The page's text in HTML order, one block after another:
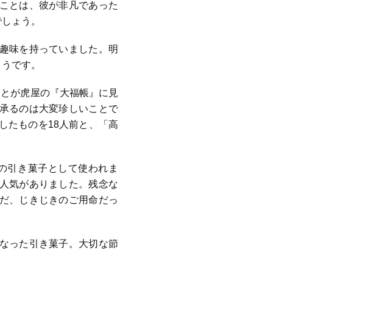
とは、彼が非凡であった
ょう。
味を持っていました。明
です。
が虎屋の『大福帳』に見
るのは大変珍しいことで
たものを18人前と、「高
引き菓子として使われま
気がありました。残念な
、じきじきのご用命だっ
った引き菓子。大切な節